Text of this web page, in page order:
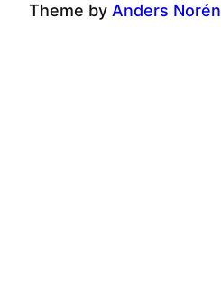
Theme by Anders Norén